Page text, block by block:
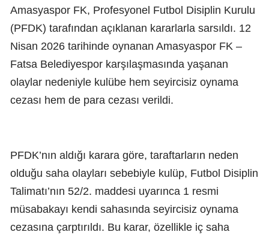
Amasyaspor FK, Profesyonel Futbol Disiplin Kurulu
(PFDK) tarafından açıklanan kararlarla sarsıldı. 12
Nisan 2026 tarihinde oynanan Amasyaspor FK –
Fatsa Belediyespor karşılaşmasında yaşanan
olaylar nedeniyle kulübe hem seyircisiz oynama
cezası hem de para cezası verildi.
PFDK’nın aldığı karara göre, taraftarların neden
olduğu saha olayları sebebiyle kulüp, Futbol Disiplin
Talimatı’nın 52/2. maddesi uyarınca 1 resmi
müsabakayı kendi sahasında seyircisiz oynama
cezasına çarptırıldı. Bu karar, özellikle iç saha